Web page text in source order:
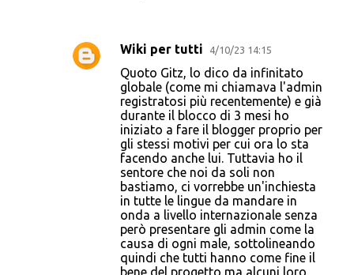
Wiki per tutti 4/10/23 14:15
Quoto Gitz, lo dico da infinitato
globale (come mi chiamava l'admin
registratosi più recentemente) e già
durante il blocco di 3 mesi ho
iniziato a fare il blogger proprio per
gli stessi motivi per cui ora lo sta
facendo anche lui. Tuttavia ho il
sentore che noi da soli non
bastiamo, ci vorrebbe un'inchiesta
in tutte le lingue da mandare in
onda a livello internazionale senza
però presentare gli admin come la
causa di ogni male, sottolineando
quindi che tutti hanno come fine il
bene del progetto ma alcuni loro